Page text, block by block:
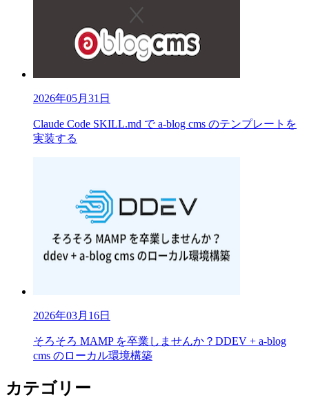
2026年05月31日
Claude Code SKILL.md で a-blog cms のテンプレートを
実装する
2026年03月16日
そろそろ MAMP を卒業しませんか？DDEV + a-blog
cms のローカル環境構築
カテゴリー